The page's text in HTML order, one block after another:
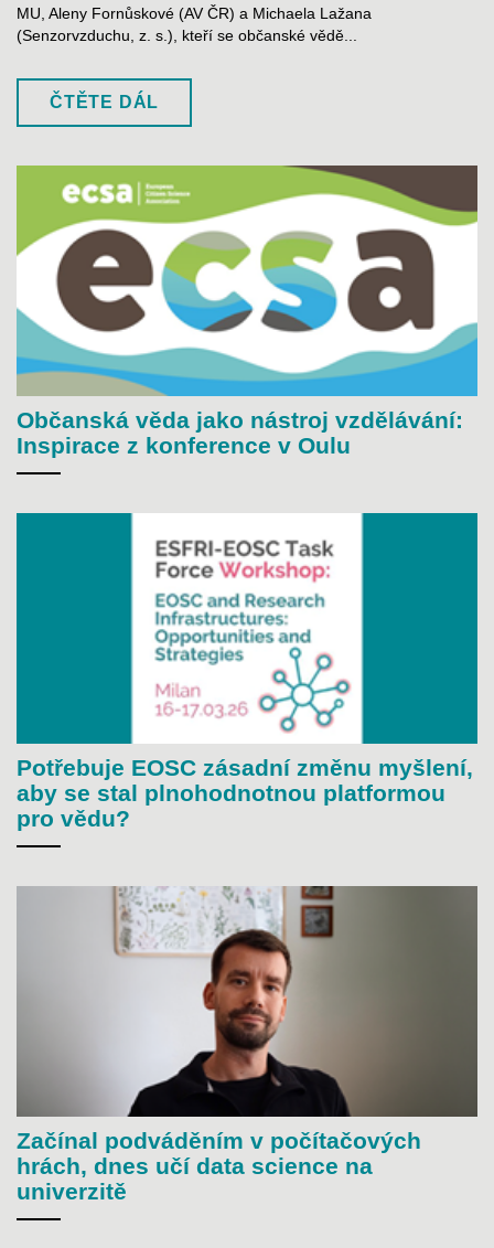
MU, Aleny Fornůskové (AV ČR) a Michaela Lažana
(Senzorvzduchu, z. s.), kteří se občanské vědě...
ČTĚTE DÁL
Občanská věda jako nástroj vzdělávání:
Inspirace z konference v Oulu
Potřebuje EOSC zásadní změnu myšlení,
aby se stal plnohodnotnou platformou
pro vědu?
Začínal podváděním v počítačových
hrách, dnes učí data science na
univerzitě